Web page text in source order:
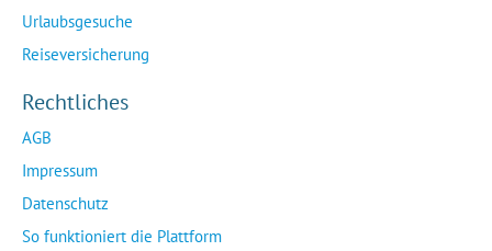
Urlaubsgesuche
Reiseversicherung
Rechtliches
AGB
Impressum
Datenschutz
So funktioniert die Plattform